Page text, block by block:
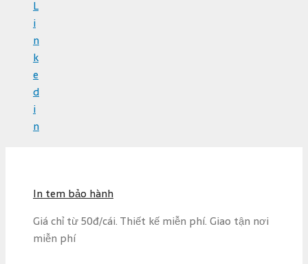
L
i
n
k
e
d
i
n
In tem bảo hành
Giá chỉ từ 50đ/cái. Thiết kế miễn phí. Giao tận nơi
miễn phí